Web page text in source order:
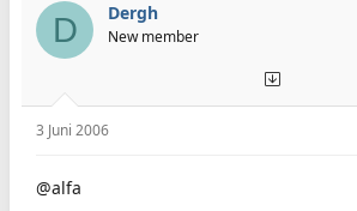
D Dergh
New member
3 Juni 2006
@alfa